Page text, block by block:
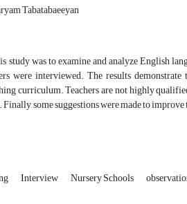
Tabatabaeeyan
study was to examine and analyze English
were interviewed. The results
curriculum. Teachers are not highly
Finally, some suggestions were made to
Interview Nursery Schools